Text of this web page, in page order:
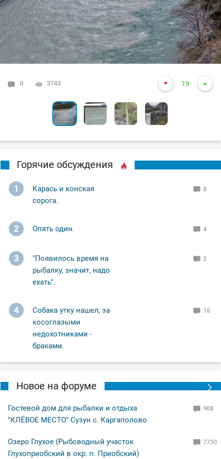
0 3743 19
6 4548 7
0 3513 10
0 3485 12
Горячие обсуждения
1
Карась и конская
сорога.
8
2 Опять один. 4
3
"Появилось время на
рыбалку, значит, надо
ехать".
2
4
Собака утку нашел, за
косоглазыми
недохотниками -
браками.
16
Новое на форуме
Гостевой дом для рыбалки и отдыха
"КЛЁВОЕ МЕСТО" Сузун с. Каргаполово
908
Озеро Глухое (Рыбоводный участок
Глухоприобский в окр. п. Приобский)
7730